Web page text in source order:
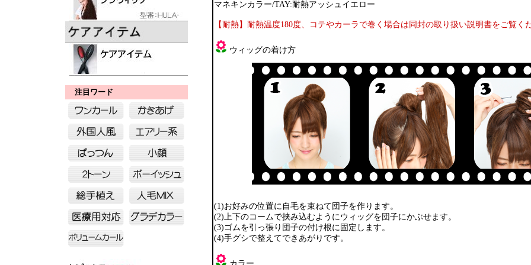
注目ワード
マネキンカラー/TAY:耐熱アッシュイエロー
【耐熱】耐熱温度180度、コテやカーラで巻く場合は同封の取り扱い説明書をご覧く
ウィッグの着け方
(1)お好みの位置に自毛を束ねて団子を作ります。
(2)上下のコームで挟み込むようにウィッグを団子にかぶせます。
(3)ゴムを引っ張り団子の付け根に固定します。
(4)手グシで整えてできあがりです。